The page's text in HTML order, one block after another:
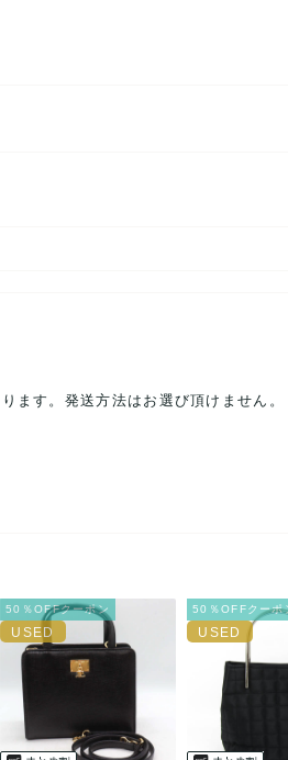
ます。発送方法はお選び頂けません。
ルを避けるため、神経質な方や完璧
載前に必ずコメント欄よりご連絡お
す。
ご連絡お願い致します。
50％OFFクーポン 50％OFFクーポ